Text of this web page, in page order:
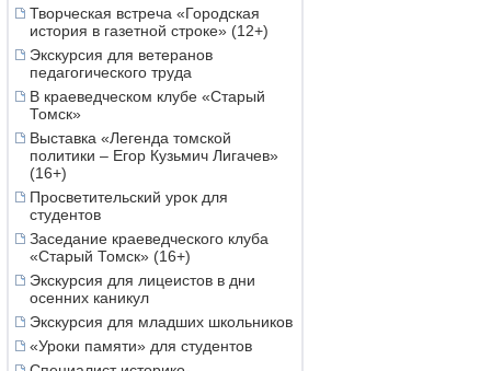
Творческая встреча «Городская
история в газетной строке» (12+)
Экскурсия для ветеранов
педагогического труда
В краеведческом клубе «Старый
Томск»
Выставка «Легенда томской
политики – Егор Кузьмич Лигачев»
(16+)
Просветительский урок для
студентов
Заседание краеведческого клуба
«Старый Томск» (16+)
Экскурсия для лицеистов в дни
осенних каникул
Экскурсия для младших школьников
«Уроки памяти» для студентов